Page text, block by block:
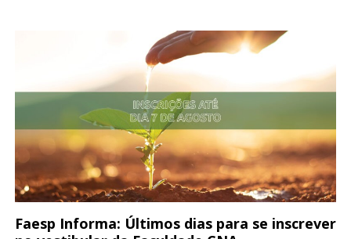
Faesp Informa: Últimos dias para se inscrever